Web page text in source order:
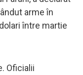
arme în
între martie
Oficialii